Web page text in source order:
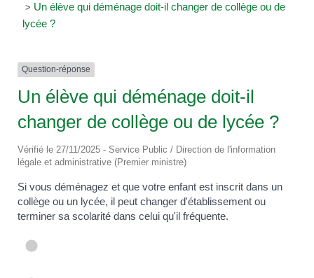
> Un élève qui déménage doit-il changer de collège ou de
lycée ?
Question-réponse
Un élève qui déménage doit-il
changer de collège ou de lycée ?
Vérifié le 27/11/2025 - Service Public / Direction de l'information
légale et administrative (Premier ministre)
Si vous déménagez et que votre enfant est inscrit dans un
collège ou un lycée, il peut changer d'établissement ou
terminer sa scolarité dans celui qu'il fréquente.